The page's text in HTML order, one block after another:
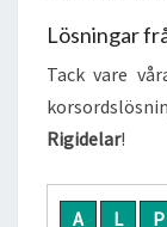
Lösningar
Tack vare
Rigidelar!
A L P